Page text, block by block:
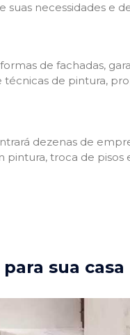
necessidades e
de fachadas,
de pintura,
dezenas de
pintura, troca de pisos
sua casa